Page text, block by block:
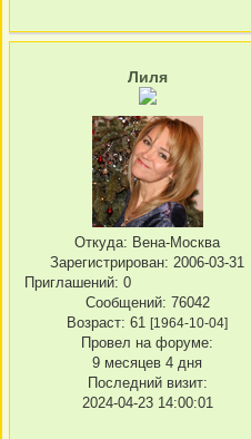
Лиля
Откуда: Вена-Москва
Зарегистрирован: 2006-03-31
Приглашений: 0
Сообщений: 76042
Возраст: 61 [1964-10-04]
Провел на форуме:
9 месяцев 4 дня
Последний визит:
2024-04-23 14:00:01